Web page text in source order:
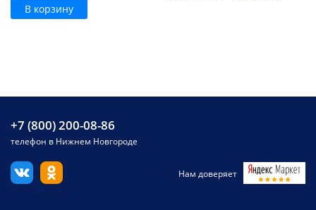
В корзину
+7 (800) 200-08-86
телефон в Нижнем Новгороде
Нам доверяет